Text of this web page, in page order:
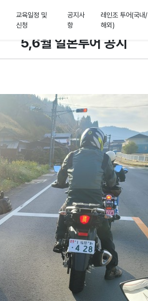
교육일정 및
신청
공지사
항
레인조 투어(국내/
해외)
5,6월 일본투어 공지